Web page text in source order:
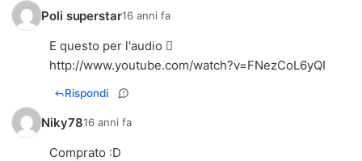
Poli superstar16 anni fa
E questo per l'audio 
http://www.youtube.com/watch?v=FNezCoL6yQI
Rispondi
Niky7816 anni fa
Comprato :D